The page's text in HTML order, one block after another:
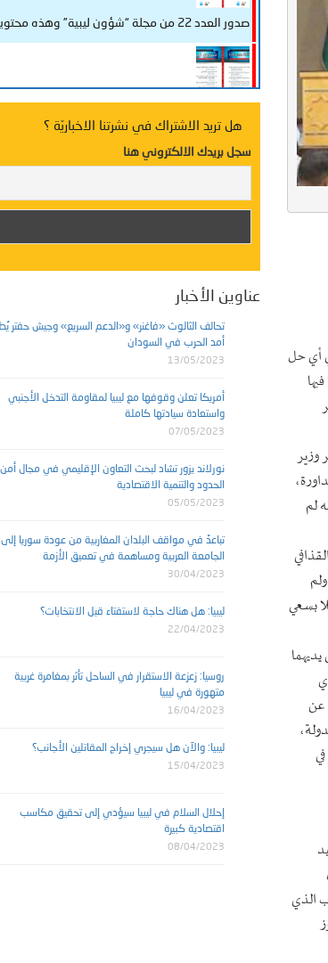
أي حل
بما فيها
وزير
أنه لم
بسعي
أطلق يديهما
عن
الذي
صدور العدد 22 من مجلة “شؤون ليبية” وهذه محتوياته
هل تريد الاشتراك في نشرتنا الاخباريّة ؟
سجل بريدك الالكتروني هنا
عناوين الأخبار
تحالف الثالوث «فاغنر» و«الدعم السريع» وجيش حفتر
أمد الحرب في السودان
13/05/2023
أمريكا تعلن وقوفها مع ليبيا لمقاومة التدخل الأجنبي
واستعادة سيادتها كاملة
07/05/2023
نورلاند يزور تشاد لبحث التعاون الإقليمي في مجال أمن
الحدود والتنمية الاقتصادية
05/05/2023
تباعدٌ في مواقف البلدان المغاربية من عودة سوريا إلى
الجامعة العربية ومساهمة في تعميق الأزمة
30/04/2023
ليبيا: هل هناك حاجة لاستفتاء قبل الانتخابات؟
22/04/2023
روسيا: زعزعة الاستقرار في الساحل تأثر بمغامرة غربية
متهورة في ليبيا
16/04/2023
ليبيا: والآن هل سيجري إخراج المقاتلين الأجانب؟
15/04/2023
إحلال السلام في ليبيا سيؤدي إلى تحقيق مكاسب
اقتصادية كبيرة
08/04/2023